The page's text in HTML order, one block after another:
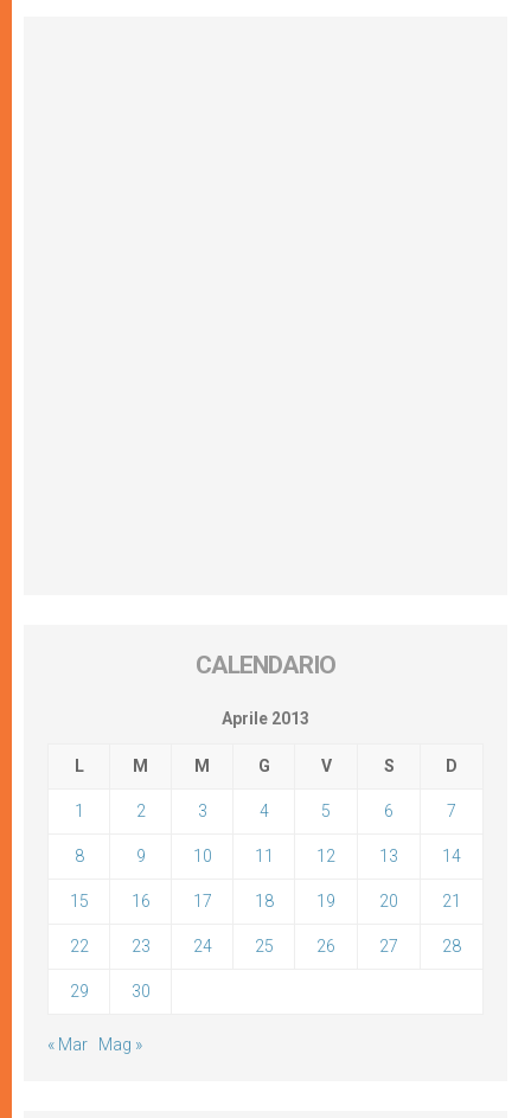
CALENDARIO
Aprile 2013
L M M G V S D
1 2 3 4 5 6 7
8 9 10 11 12 13 14
15 16 17 18 19 20 21
22 23 24 25 26 27 28
29 30
« Mar Mag »